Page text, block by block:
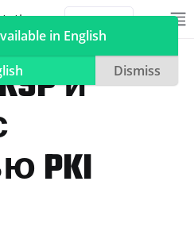
и
PKI
in English
Dismiss